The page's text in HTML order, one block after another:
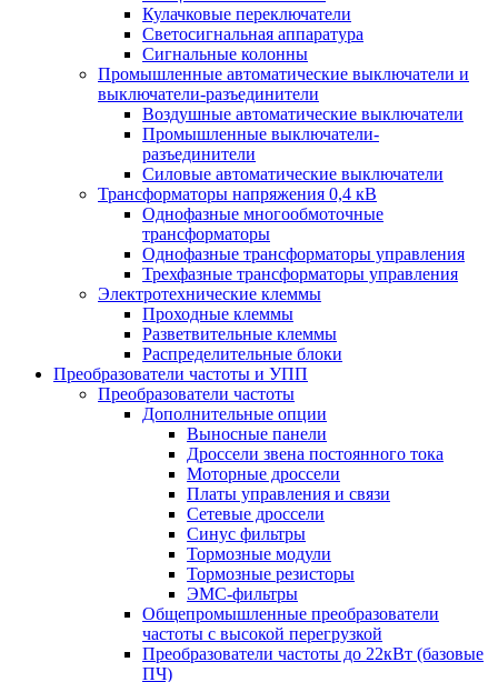
Кулачковые переключатели
Светосигнальная аппаратура
Сигнальные колонны
Промышленные автоматические выключатели и
выключатели-разъединители
Воздушные автоматические выключатели
Промышленные выключатели-
разъединители
Силовые автоматические выключатели
Трансформаторы напряжения 0,4 кВ
Однофазные многообмоточные
трансформаторы
Однофазные трансформаторы управления
Трехфазные трансформаторы управления
Электротехнические клеммы
Проходные клеммы
Разветвительные клеммы
Распределительные блоки
Преобразователи частоты и УПП
Преобразователи частоты
Дополнительные опции
Выносные панели
Дроссели звена постоянного тока
Моторные дроссели
Платы управления и связи
Сетевые дроссели
Синус фильтры
Тормозные модули
Тормозные резисторы
ЭМС-фильтры
Общепромышленные преобразователи
частоты с высокой перегрузкой
Преобразователи частоты до 22кВт (базовые
ПЧ)